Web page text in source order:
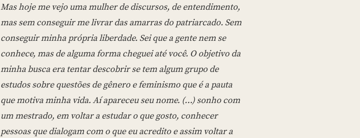
Mas hoje me vejo uma mulher de discursos, de entendimento,
mas sem conseguir me livrar das amarras do patriarcado. Sem
conseguir minha própria liberdade. Sei que a gente nem se
conhece, mas de alguma forma cheguei até você. O objetivo da
minha busca era tentar descobrir se tem algum grupo de
estudos sobre questões de gênero e feminismo que é a pauta
que motiva minha vida. Aí apareceu seu nome. (…) sonho com
um mestrado, em voltar a estudar o que gosto, conhecer
pessoas que dialogam com o que eu acredito e assim voltar a